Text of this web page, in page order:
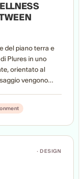
del piano terra e
Plures in uno
orientato al
vengono
lavorativo, a
e
adattabile per
attento a
· DESIGN